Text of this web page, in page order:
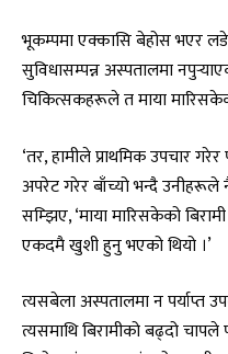
भूकम्पमा एक्कासि बेहोस भएर
सुविधासम्पन्न अस्पतालमा
चिकित्सकहरूले त माया
‘तर, हामीले प्राथमिक उपचार
अपरेट गरेर बाँच्यो भन्दै
सम्झिए, ‘माया मारिसकेको
एकदमै खुशी हुनु भएको थियो ।’
त्यसबेला अस्पतालमा न पर्याप्त
त्यसमाथि बिरामीको बढ्दो चापले